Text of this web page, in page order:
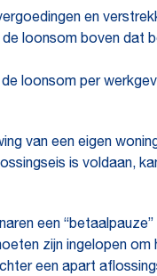
en
loonsom boven dat
loonsom per
van een eigen
is voldaan,
een
zijn ingelopen
een apart